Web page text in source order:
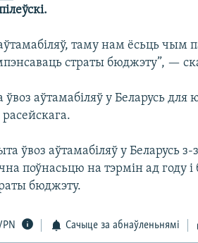
таму нам ёсьць чым
страты бюджэту”, —
аўтамабіляў у Беларусь
ўвоз аўтамабіляў у Беларусь
поўнасьцю на тэрмін ад году
бюджэту.
Сачыце за абнаўленьнямі